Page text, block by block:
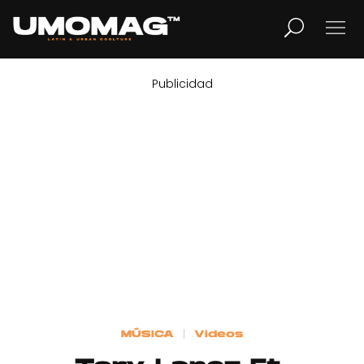
LIFESTYLE
Publicidad
MÚSICA Videos